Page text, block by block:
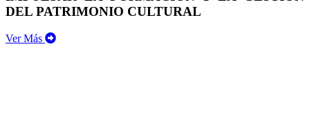
DEL PATRIMONIO CULTURAL
Ver Más